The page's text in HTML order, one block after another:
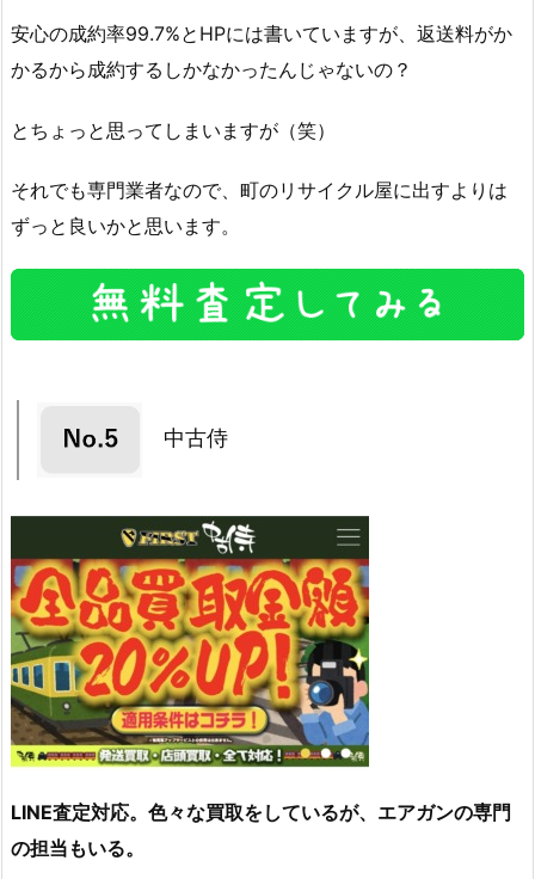
安心の成約率99.7%とHPには書いていますが、返送料がか
かるから成約するしかなかったんじゃないの？
とちょっと思ってしまいますが（笑）
それでも専門業者なので、町のリサイクル屋に出すよりは
ずっと良いかと思います。
中古侍
LINE査定対応。色々な買取をしているが、エアガンの専門
の担当もいる。